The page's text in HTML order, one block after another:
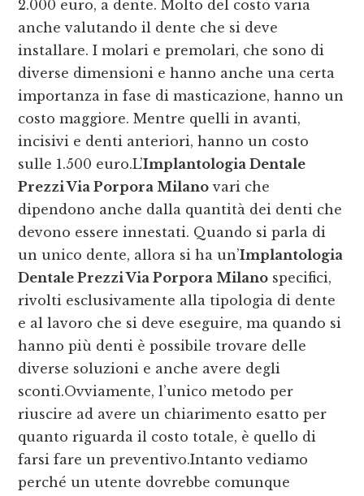
2.000 euro, a dente. Molto del costo varia
anche valutando il dente che si deve
installare. I molari e premolari, che sono di
diverse dimensioni e hanno anche una certa
importanza in fase di masticazione, hanno un
costo maggiore. Mentre quelli in avanti,
incisivi e denti anteriori, hanno un costo
sulle 1.500 euro.L’Implantologia Dentale
Prezzi Via Porpora Milano vari che
dipendono anche dalla quantità dei denti che
devono essere innestati. Quando si parla di
un unico dente, allora si ha un’Implantologia
Dentale Prezzi Via Porpora Milano specifici,
rivolti esclusivamente alla tipologia di dente
e al lavoro che si deve eseguire, ma quando si
hanno più denti è possibile trovare delle
diverse soluzioni e anche avere degli
sconti.Ovviamente, l’unico metodo per
riuscire ad avere un chiarimento esatto per
quanto riguarda il costo totale, è quello di
farsi fare un preventivo.Intanto vediamo
perché un utente dovrebbe comunque